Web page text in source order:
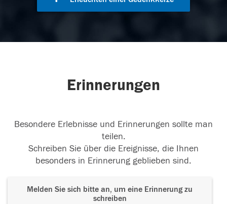
Erinnerungen
Besondere Erlebnisse und Erinnerungen sollte man
teilen.
Schreiben Sie über die Ereignisse, die Ihnen
besonders in Erinnerung geblieben sind.
Melden Sie sich bitte an, um eine Erinnerung zu
schreiben